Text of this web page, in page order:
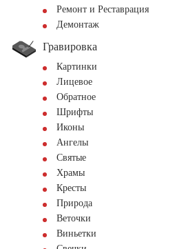
Ремонт и Реставрация
Демонтаж
Гравировка
Картинки
Лицевое
Обратное
Шрифты
Иконы
Ангелы
Святые
Храмы
Кресты
Природа
Веточки
Виньетки